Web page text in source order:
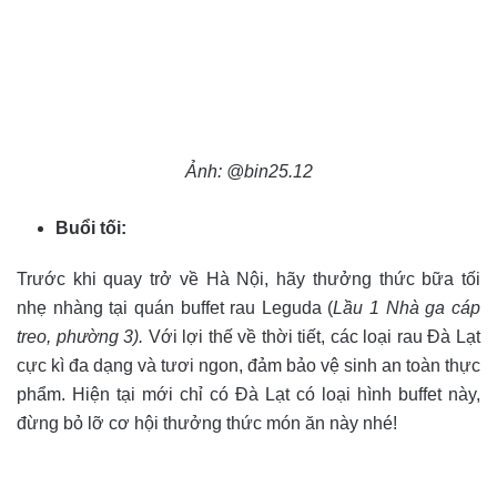
Ảnh: @bin25.12
Buổi tối:
Trước khi quay trở về Hà Nội, hãy thưởng thức bữa tối
nhẹ nhàng tại quán buffet rau Leguda (Lầu 1 Nhà ga cáp
treo, phường 3). Với lợi thế về thời tiết, các loại rau Đà Lạt
cực kì đa dạng và tươi ngon, đảm bảo vệ sinh an toàn thực
phẩm. Hiện tại mới chỉ có Đà Lạt có loại hình buffet này,
đừng bỏ lỡ cơ hội thưởng thức món ăn này nhé!